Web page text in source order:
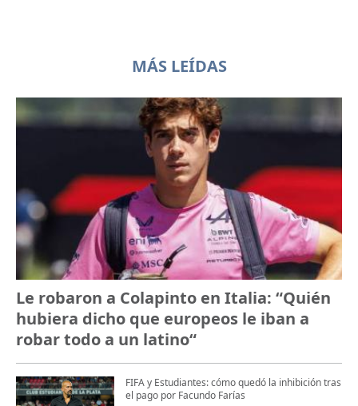
MÁS LEÍDAS
Le robaron a Colapinto en Italia: “Quién
hubiera dicho que europeos le iban a
robar todo a un latino“
FIFA y Estudiantes: cómo quedó la inhibición tras
el pago por Facundo Farías